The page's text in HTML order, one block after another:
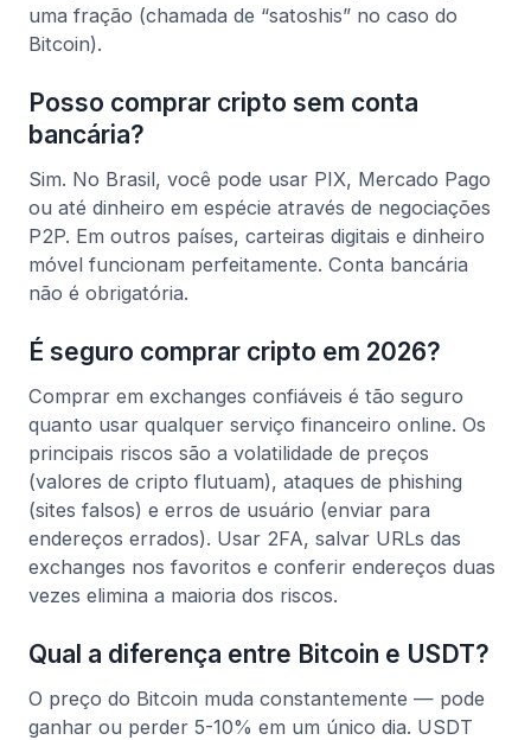
uma fração (chamada de “satoshis” no caso do
Bitcoin).
Posso comprar cripto sem conta
bancária?
Sim. No Brasil, você pode usar PIX, Mercado Pago
ou até dinheiro em espécie através de negociações
P2P. Em outros países, carteiras digitais e dinheiro
móvel funcionam perfeitamente. Conta bancária
não é obrigatória.
É seguro comprar cripto em 2026?
Comprar em exchanges confiáveis é tão seguro
quanto usar qualquer serviço financeiro online. Os
principais riscos são a volatilidade de preços
(valores de cripto flutuam), ataques de phishing
(sites falsos) e erros de usuário (enviar para
endereços errados). Usar 2FA, salvar URLs das
exchanges nos favoritos e conferir endereços duas
vezes elimina a maioria dos riscos.
Qual a diferença entre Bitcoin e USDT?
O preço do Bitcoin muda constantemente — pode
ganhar ou perder 5-10% em um único dia. USDT